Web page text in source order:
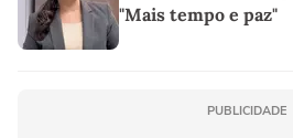
"Mais tempo e paz"
PUBLICIDADE